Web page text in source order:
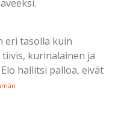
eri tasolla kuin
kurinalainen ja
hallitsi palloa, eivät